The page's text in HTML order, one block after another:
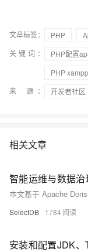
文章标签： PHP
关键词：
PHP配置
PHP
来 源：
开发者社区
相关文章
SelectDB 1784